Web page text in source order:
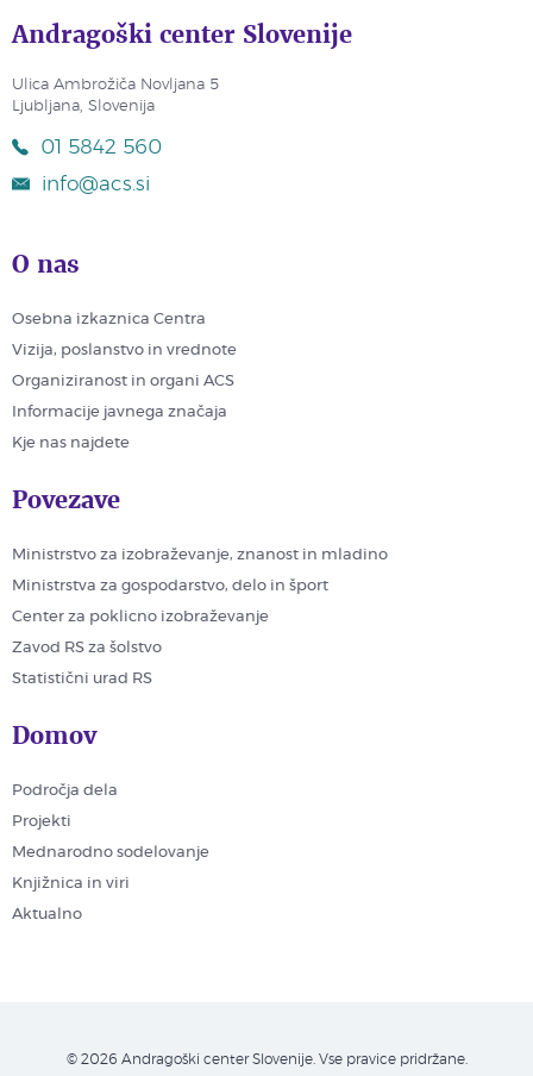
Andragoški center Slovenije
Ulica Ambrožiča Novljana 5
Ljubljana, Slovenija
01 5842 560
info@acs.si
O nas
Osebna izkaznica Centra
Vizija, poslanstvo in vrednote
Organiziranost in organi ACS
Informacije javnega značaja
Kje nas najdete
Povezave
Ministrstvo za izobraževanje, znanost in mladino
Ministrstva za gospodarstvo, delo in šport
Center za poklicno izobraževanje
Zavod RS za šolstvo
Statistični urad RS
Domov
Področja dela
Projekti
Mednarodno sodelovanje
Knjižnica in viri
Aktualno
© 2026 Andragoški center Slovenije. Vse pravice pridržane.